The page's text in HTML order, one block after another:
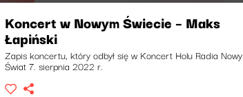
Koncert w Nowym Świecie – Maks
Łapiński
Zapis koncertu, który odbył się w Koncert Holu Radia Nowy
Świat 7. sierpnia 2022 r.